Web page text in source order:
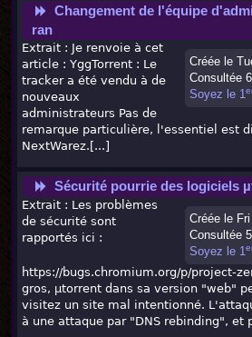
Changement de l'équipe
ran
Créée le
Consultée
Soyez le 1
Extrait : Je renvoie à cet
article : YggTorrent : Le
tracker a été vendu à de
nouveaux
administrateurs Pas de
remarque particulière, l'essentiel est
NextWarez.[...]
Sécurité pourrie des logiciels
Créée le
Consultée
Soyez le 1
Extrait : Les problèmes
de sécurité sont
rapportés ici :
https://bugs.chromium.org/p/project-
gros, µtorrent dans sa version "web"
visitez un site mal intentionné.
à une attaque par "DNS rebinding", et